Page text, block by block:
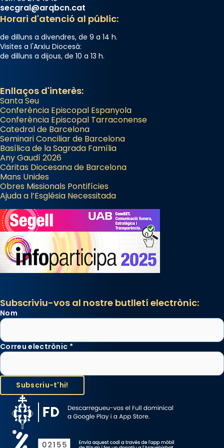
gran a Mataró.
Santes a Mataró»🥵.
Photo
secgral@arqbcn.cat
Horari d'atenció al públic:
de dilluns a divendres, de 9 a 14 h.
Visites a l'Arxiu Diocesà:
de dilluns a dijous, de 10 a 13 h.
Enllaços d'interès:
Santa Seu
Conferència Episcopal Espanyola
Conferència Episcopal Tarraconense
Catedral de Barcelona
Seminari Conciliar de Barcelona
Basílica de la Sagrada Família
Any Gaudí 2026
Càritas Diocesana de Barcelona
Mans Unides
Obres Missionals Pontifícies
Ajuda a l’Església Necessitada
Subscriviu-vos al nostre butlletí electrònic:
Nom
Correu electrònic *